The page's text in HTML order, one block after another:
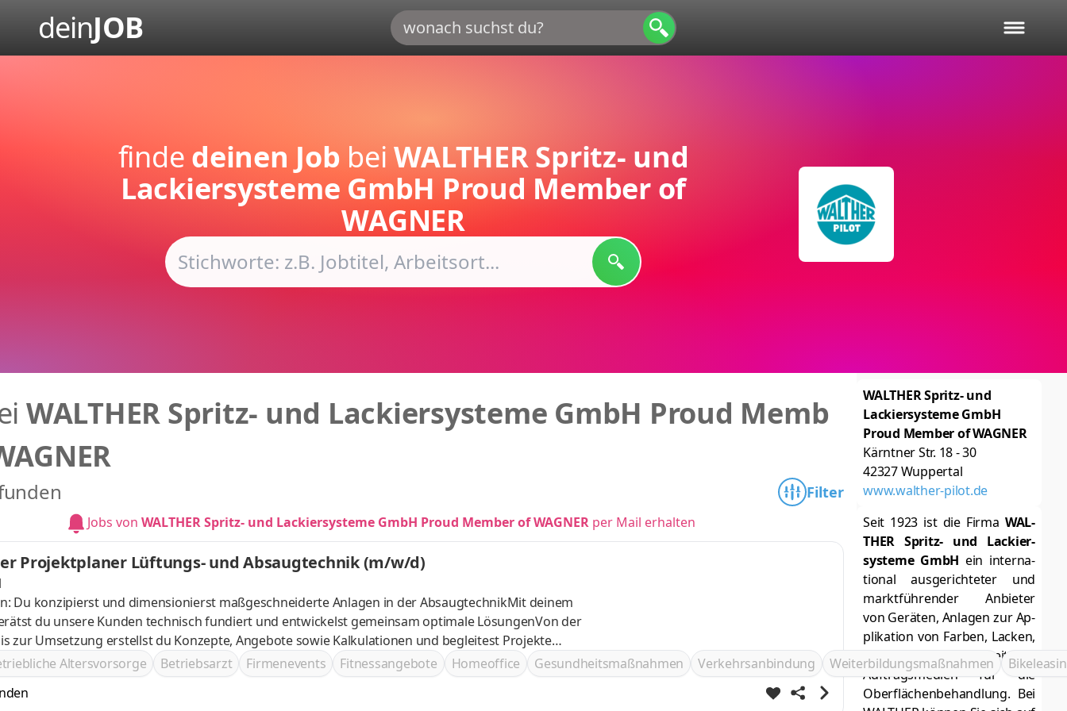
deinJOB
finde deinen Job beiWALTHER Spritz- und
Lackiersysteme GmbH Proud Member of
WAGNER
WALTHER Spritz- und
Lackiersysteme GmbH
Proud Member of WAGNER
Kärntner Str. 18 - 30
42327Wuppertal
www.walther-pilot.de
Seit 1923 ist die Fir­ma WAL­
THER Spritz- und La­ckier­
sys­te­me GmbH ein in­ter­na­
tio­nal aus­ge­rich­te­ter und
markt­füh­ren­der An­bie­ter
von Ge­rä­ten, An­la­gen zur Ap­
pli­ka­ti­on von Far­ben, La­cken,
Kleb­stof­fen und wei­te­ren
Auf­trags­me­di­en für die
Ober­flä­chen­be­hand­lung. Bei
WALTHER Spritz- und Lackiersysteme GmbH Proud Memb
Filter
Jobs von WALTHER Spritz- und Lackiersysteme GmbH Proud Member of WAGNER per Mail erhalten
Projektplaner Lüftungs- und Absaugtechnik (m/w/d)
Du konzipierst und dimensionierst maßgeschneiderte Anlagen in der AbsaugtechnikMit deinem
du unsere Kunden technisch fundiert und entwickelst gemeinsam optimale LösungenVon der
zur Umsetzung erstellst du Konzepte, Angebote sowie Kalkulationen und begleitest Projekte
du eng und vertrauensvoll mit internen Teams sowie externen Partnern zusammen
Altersvorsorge Betriebsarzt Firmenevents Fitnessangebote Homeoffice Gesundheits­maßnahmen Verkehrsanbindung Weiterbildungsmaßnahmen